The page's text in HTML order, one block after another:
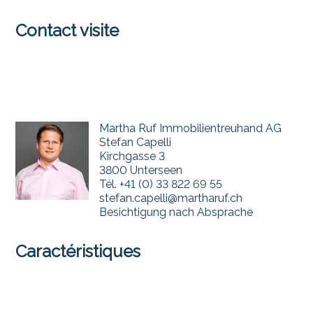
Contact visite
Martha Ruf Immobilientreuhand AG
Stefan Capelli
Kirchgasse 3
3800 Unterseen
Tél. +41 (0) 33 822 69 55
stefan.capelli@martharuf.ch
Besichtigung nach Absprache
Caractéristiques